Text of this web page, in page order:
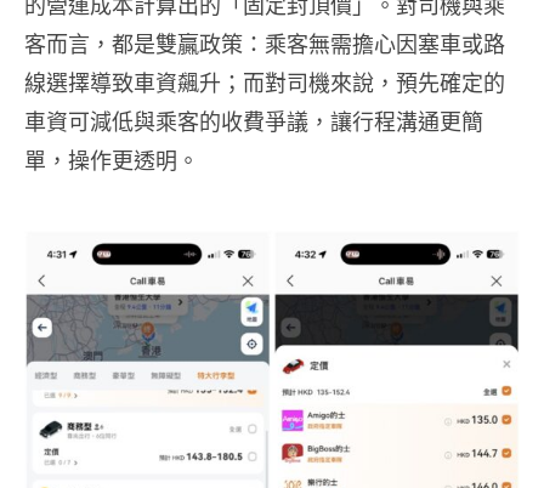
客而言，都是雙贏政策：乘客無需擔心因塞車或路
線選擇導致車資飆升；而對司機來說，預先確定的
車資可減低與乘客的收費爭議，讓行程溝通更簡
單，操作更透明。